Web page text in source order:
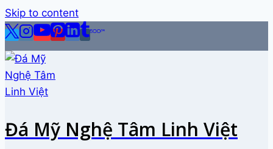
Skip to content
Đá Mỹ Nghệ Tâm Linh Việt